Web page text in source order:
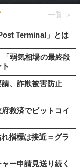
一覧 ＞
Terminal」とは
弱気相場の最終段
、詐欺被害防止
救済でビットコイ
指標は接近＝グラ
ー申請見送り続く